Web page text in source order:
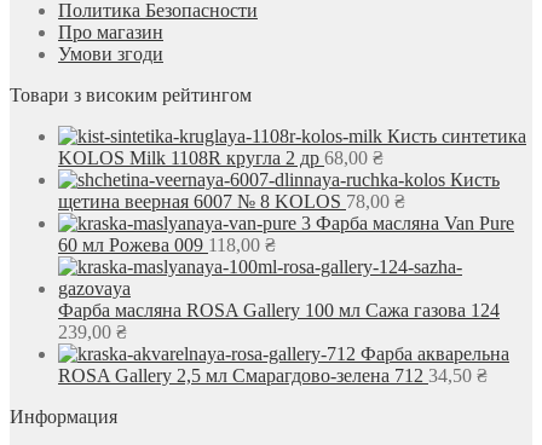
Политика Безопасности
Про магазин
Умови згоди
Товари з високим рейтингом
Кисть синтетика
KOLOS Milk 1108R кругла 2 др 68,00 ₴
Кисть
щетина веерная 6007 № 8 KOLOS 78,00 ₴
Фарба масляна Van Pure
60 мл Рожева 009 118,00 ₴
Фарба масляна ROSA Gallery 100 мл Сажа газова 124
239,00 ₴
Фарба акварельна
ROSA Gallery 2,5 мл Смарагдово-зелена 712 34,50 ₴
Информация